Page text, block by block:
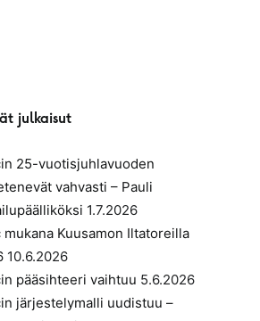
julkaisut
25-vuotisjuhlavuoden
vahvasti – Pauli
1.7.2026
mukana Kuusamon Iltatoreilla
10.6.2026
pääsihteeri vaihtuu 5.6.2026
järjestelymalli uudistuu –